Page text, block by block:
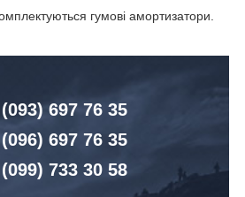
гумові амортизатори.
697 76 35
697 76 35
733 30 58